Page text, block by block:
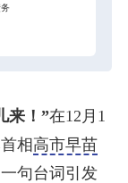
来！”在12月1
相高市早苗
句台词引发